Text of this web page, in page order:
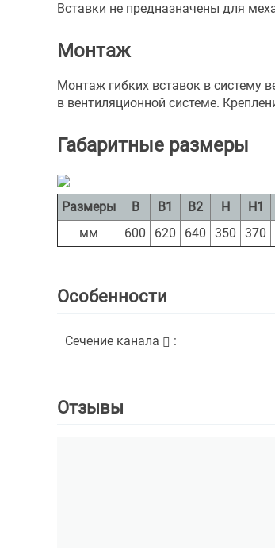
Вставки не предназначены для
Монтаж
Монтаж гибких вставок в систему
в вентиляционной системе.
Габаритные размеры
Размеры B B1 B2 H H1
мм
600 620 640 350 370
Особенности
Сечение канала :
Отзывы